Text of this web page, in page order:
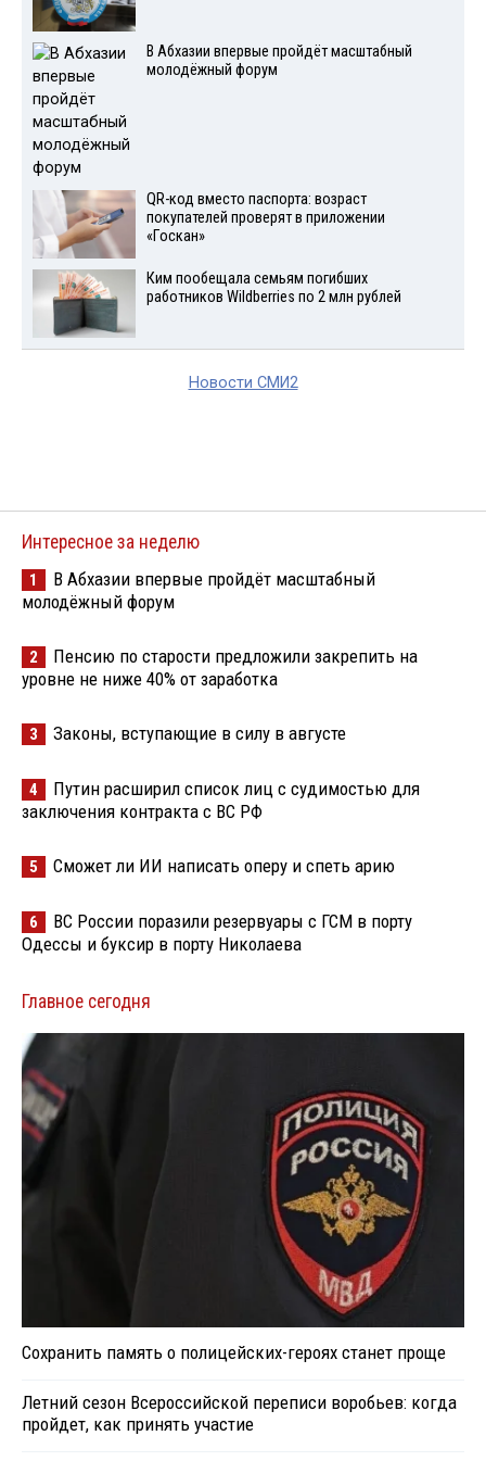
В Абхазии впервые пройдёт масштабный
молодёжный форум
QR-код вместо паспорта: возраст
покупателей проверят в приложении
«Госкан»
Ким пообещала семьям погибших
работников Wildberries по 2 млн рублей
Новости СМИ2
Интересное за неделю
1
В Абхазии впервые пройдёт масштабный
молодёжный форум
2
Пенсию по старости предложили закрепить на
уровне не ниже 40% от заработка
3 Законы, вступающие в силу в августе
4
Путин расширил список лиц с судимостью для
заключения контракта с ВС РФ
5 Сможет ли ИИ написать оперу и спеть арию
6
ВС России поразили резервуары с ГСМ в порту
Одессы и буксир в порту Николаева
Главное сегодня
Сохранить память о полицейских-героях станет проще
Летний сезон Всероссийской переписи воробьев: когда
пройдет, как принять участие